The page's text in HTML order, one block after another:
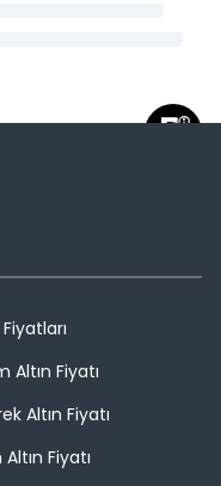
Altın Fiyatı
Altın Fiyatı
Fiyatı